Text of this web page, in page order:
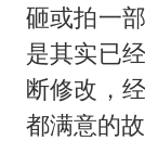
砸或拍一
是其实已
断修改，
都满意的故